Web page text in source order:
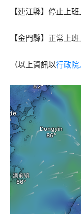
【連江縣】停止上班
【金門縣】正常上班
（以上資訊以行政院